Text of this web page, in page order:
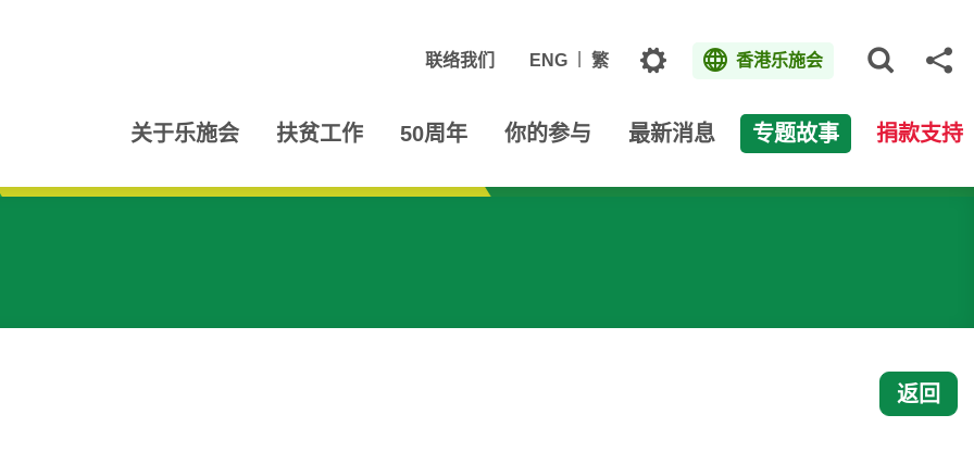
联络我们 ENG 繁 主题 香港乐施会
关于乐施会 扶贫工作 50周年 你的参与 最新消息 专题故事 捐款支持
返回